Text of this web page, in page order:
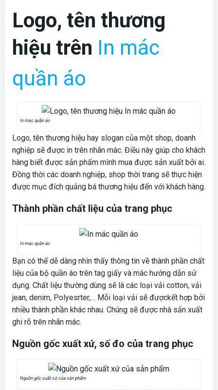
Logo, tên thương
hiệu trên In mác
quần áo
In mác quần áo
Logo, tên thương hiệu hay slogan của một shop, doanh
nghiệp sẽ được in trên nhãn mác. Điều này giúp cho khách
hàng biết được sản phẩm mình mua được sản xuất bởi ai.
Đồng thời các doanh nghiệp, shop thời trang sẽ thực hiện
được mục đích quảng bá thương hiệu đến với khách hàng.
Thành phần chất liệu của trang phục
In mác quần áo
Bạn có thể dễ dàng nhìn thấy thông tin về thành phần chất
liệu của bộ quần áo trên tag giấy và mác hướng dẫn sử
dụng. Chất liệu thường dùng sẽ là các loại vải cotton, vải
jean, denim, Polyesrter,… Mỗi loại vải sẽ đượckết hợp bởi
nhiều thành phần khác nhau. Chúng sẽ được nhà sản xuất
ghi rõ trên nhãn mác.
Nguồn gốc xuất xứ, số đo của trang phục
Nguồn gốc xuất xứ của sản phẩm